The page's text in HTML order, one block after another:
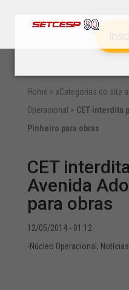
Home > xCategorias do site
Operacional > CET interdita
Pinheiro para obras
CET
Avenida
para obras
12/05/2014 - 01:12
-Núcleo Operacional , Notícias